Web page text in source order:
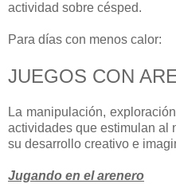
actividad sobre césped.
Para días con menos calor:
JUEGOS CON
La manipulación,
actividades que estimulan al
su desarrollo creativo e
Jugando en el arenero